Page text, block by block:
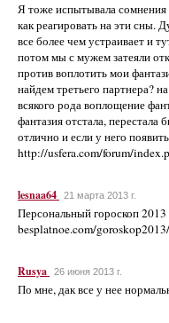
Я тоже испытывала
как реагировать на эти сны.
все более чем устраивает и
потом мы с мужем затеяли
против воплотить мои
найдем третьего партнера?
всякого рода воплощение
фантазия отстала,
отлично и если у него
http://usfera.com/forum/
lesnaa64 21 марта 2013 г.
Персональный гороскоп
besplatnoe.com/
Rusya 26 июня 2013 г.
По мне, дак все у нее